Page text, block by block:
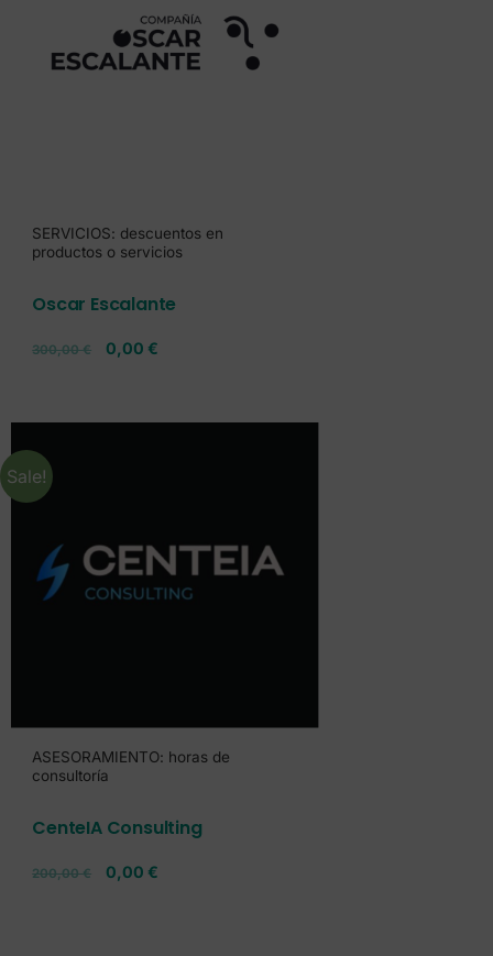
SERVICIOS: descuentos en
productos o servicios
Oscar Escalante
300,00€ 0,00 €
Sale!
ASESORAMIENTO: horas de
consultoría
CenteIA Consulting
200,00€ 0,00 €